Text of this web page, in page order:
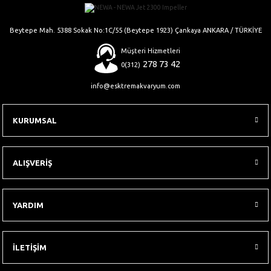
Gönder
Beytepe Mah. 5388 Sokak No:1C/55 (Beytepe 1923) Çankaya ANKARA / TÜRKİYE
Müşteri Hizmetleri
0(312) 278 73 42
info@esktremakvaryum.com
KURUMSAL
ALIŞVERİŞ
YARDIM
İLETİŞİM